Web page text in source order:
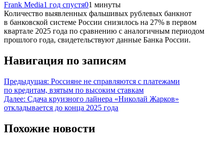
Frank Media1 год спустя01 минуты
Количество выявленных фальшивых рублевых банкнот
в банковской системе России снизилось на 27% в первом
квартале 2025 года по сравнению с аналогичным периодом
прошлого года, свидетельствуют данные Банка России.
Навигация по записям
Предыдущая: Россияне не справляются с платежами
по кредитам, взятым по высоким ставкам
Далее: Сдача круизного лайнера «Николай Жарков»
откладывается до конца 2025 года
Похожие новости